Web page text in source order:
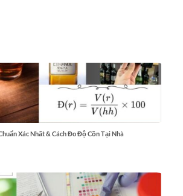
Xác Nhất & Cách Đo Độ Cồn Tại Nhà